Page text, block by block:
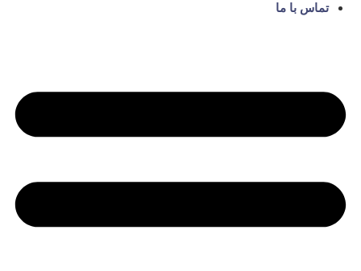
تماس با ما